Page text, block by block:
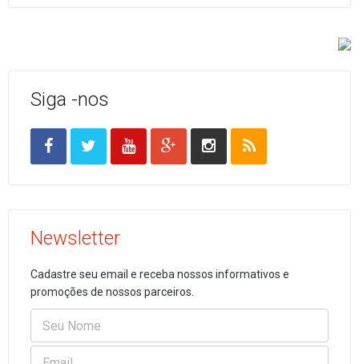
Siga -nos
Newsletter
Cadastre seu email e receba nossos informativos e
promoções de nossos parceiros.